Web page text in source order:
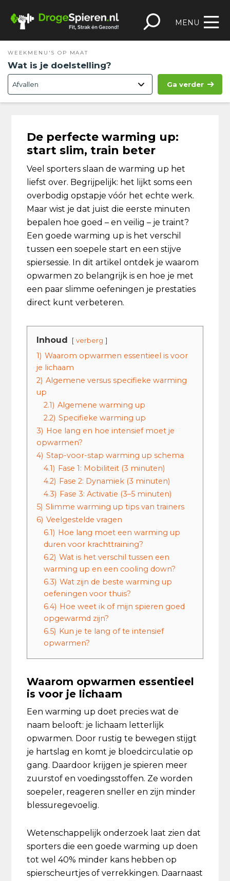
naar
naar
inhoud
naar
sidebar
footer
MENU
WEEKMENU'S OP MAAT
Wat is je doelstelling?
Ga verder
De perfecte warming up:
start slim, train beter
Veel sporters slaan de warming up het
liefst over. Begrijpelijk: het lijkt soms een
overbodig opstapje vóór het echte werk.
Maar wist je dat juist die eerste minuten
bepalen hoe goed – en veilig – je traint?
Een goede warming up is het verschil
tussen een soepele start en een stijve
spiersessie. In dit artikel ontdek je waarom
opwarmen zo belangrijk is en hoe je met
een paar slimme oefeningen je prestaties
direct kunt verbeteren.
Inhoud verberg
1) Waarom opwarmen essentieel is voor
je lichaam
2) Algemene versus specifieke warming
up
2.1) Algemene warming up
2.2) Specifieke warming up
3) Hoe lang en hoe intensief moet je
opwarmen?
4) Stap-voor-stap warming up schema
4.1) Fase 1: Mobiliteit (3 minuten)
4.2) Fase 2: Dynamiek (3 minuten)
4.3) Fase 3: Activatie (3–5 minuten)
5) Slimme warming up tips van trainers
6) Veelgestelde vragen
6.1) Hoe lang moet een warming up
duren voor krachttraining?
6.2) Wat is het verschil tussen een
warming up en een cooling down?
6.3) Wat zijn de beste warming up
oefeningen voor thuis?
6.4) Hoe weet ik of mijn spieren goed
opgewarmd zijn?
6.5) Kun je te lang of te intensief
opwarmen?
Waarom opwarmen essentieel
is voor je lichaam
Een warming up doet precies wat de
naam belooft: je lichaam letterlijk
opwarmen. Door rustig te bewegen stijgt
je hartslag en komt je bloedcirculatie op
gang. Daardoor krijgen je spieren meer
zuurstof en voedingsstoffen. Ze worden
soepeler, reageren sneller en zijn minder
blessuregevoelig.
Wetenschappelijk onderzoek laat zien dat
sporters die een goede warming up doen
tot wel 40% minder kans hebben op
spierscheurtjes of verrekkingen. Daarnaast